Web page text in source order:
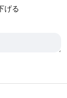
げる